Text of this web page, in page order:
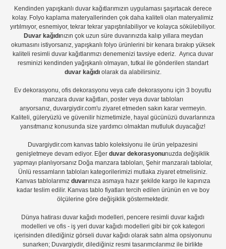
Kendinden yapışkanlı duvar kağıtlarımızın uygulamasışaşırtacak derece
kolay. Folyo kaplama materyallerinden çok daha kaliteli olanmateryalimiz
yırtılmıyor, esnemiyor, tekrar tekrar yapıştırılabiliyor ve kolayca sökülebiliyor.
Duvar kağıdınızın çok uzun süre duvarınızda kalıp yıllara meydan
okumasını istiyorsanız, yapışkanlı folyoürünlerini bir kenara bırakıp yüksek
kaliteli resimli duvar kağıtlarımızı denemenizi tavsiye ederiz. Ayrıca duvar
resminizi kendinden yağışkanlı olmayan, tutkal ile gönderilen standart
duvar kağıdıolarak da alabilirsiniz.
Ev dekorasyonu,ofis dekorasyonu veyacafe dekorasyonu için3 boyutlu
manzara duvar kağıtları, posterveya duvar tabloları
arıyorsanız, duvargiydir.com'u ziyaret etmeden sakın karar vermeyin.
Kaliteli, güleryüzlü ve güvenilir hizmetimizle, hayal gücünüzü duvarlarınıza
yansıtmanız konusunda size yardımcı olmaktan mutluluk duyacağız!
Duvargiydir.com kanvas tablo koleksiyonu ile ürün yelpazesini
genişletmeye devam ediyor. Eğerduvar dekorasyonunuzda değişiklik
yapmayı planlıyorsanız Doğa manzara tabloları, Şehir manzaralı tablolar,
Ünlü ressamların tabloları kategorilerimizi mutlaka ziyaret etmelisiniz.
Kanvas tablolarımız duvarınıza asmaya hazır şekilde kargo ile kapınıza
kadar teslim edilir. Kanvas tablo fiyatlarıtercih edilen ürünün en ve boy
ölçülerine göre değişiklik göstermektedir.
Dünya hatirası duvar kağıdı modelleri,pencere resimli duvar kağıdı
modelleri ve ofis - iş yeri duvar kağıdı modelleri gibi bir çok kategori
içerisinden dilediğiniz görseli duvar kağıdı olarak satın alma opsiyonunu
sunarken; Duvargiydir, dilediğiniz resmi tasarımcılarımız ile birlikte